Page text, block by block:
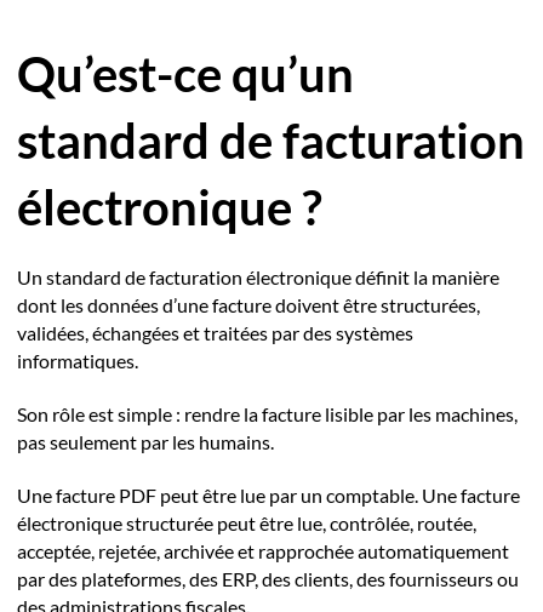
Qu’est-ce qu’un
standard de facturation
électronique ?
Un standard de facturation électronique définit la manière
dont les données d’une facture doivent être structurées,
validées, échangées et traitées par des systèmes
informatiques.
Son rôle est simple : rendre la facture lisible par les machines,
pas seulement par les humains.
Une facture PDF peut être lue par un comptable. Une facture
électronique structurée peut être lue, contrôlée, routée,
acceptée, rejetée, archivée et rapprochée automatiquement
par des plateformes, des ERP, des clients, des fournisseurs ou
des administrations fiscales.